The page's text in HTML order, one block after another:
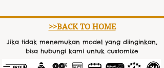
>>BACK TO HOME
Jika tidak menemukan model yang diinginkan,
bisa hubungi kami untuk customize